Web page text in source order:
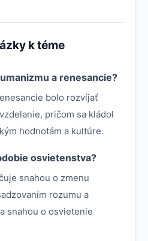
k téme
a renesancie?
bolo rozvíjať
pričom sa kládol
hodnotám a kultúre.
osvietenstva?
snahou o zmenu
rozumu a
snahou o osvietenie